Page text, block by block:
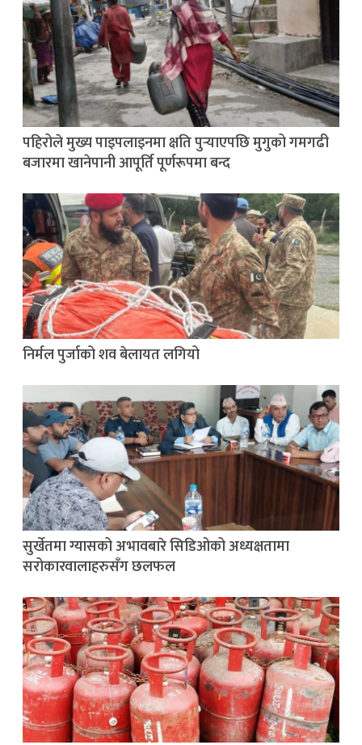
पहिरोले मुख्य पाइपलाइनमा क्षति पुर्‍याएपछि मुगुको गमगढी
बजारमा खानेपानी आपूर्ति पूर्णरूपमा बन्द
निर्मल पुर्जाको शव बेलायत लगियो
सुर्खेतमा ग्यासको अभावबारे सिडिओको अध्यक्षतामा
सरोकारवालाहरुसँग छलफल